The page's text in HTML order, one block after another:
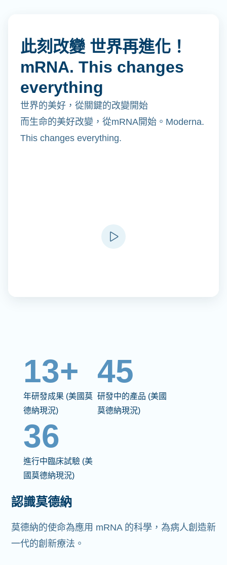
此刻改變 世界再進化！
mRNA. This changes
everything
世界的美好，從關鍵的改變開始
而生命的美好改變，從mRNA開始。Moderna.
This changes everything.
13+
年研發成果 (美國莫
德納現況)
45
研發中的產品 (美國
莫德納現況)
36
進行中臨床試驗 (美
國莫德納現況)
認識莫德納
莫德納的使命為應用 mRNA 的科學，為病人創造新
一代的創新療法。